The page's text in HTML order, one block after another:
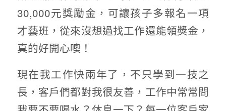
30,000元獎勵金，可讓孩子多報名一項
才藝班，從來沒想過找工作還能領獎金，
真的好開心噢！
現在我工作快兩年了，不只學到一技之
長，客戶們都對我很友善，工作中常常問